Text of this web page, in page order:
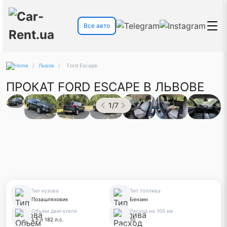
Все авто
/ Львов / Ford Escape
ПРОКАТ FORD ESCAPE В ЛЬВОВЕ
1/7
Тип кузова
Позашляховик
Тип топлива
Бензин
Объём двигателя
1.5 л 182 л.с.
Расход на 100 км
10